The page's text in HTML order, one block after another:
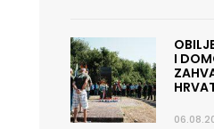
I